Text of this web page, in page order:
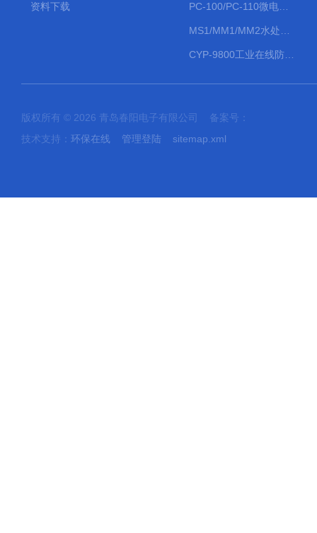
资料下载
版权所有 © 2026 青岛春阳电子有限公司 备案号：
技术支持： 环保在线 管理登陆 sitemap.xml